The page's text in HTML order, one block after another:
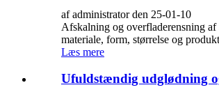
af administrator den 25-01-10
Afskalning og overfladerensning af
materiale, form, størrelse og
Læs mere
Ufuldstændig udglødning